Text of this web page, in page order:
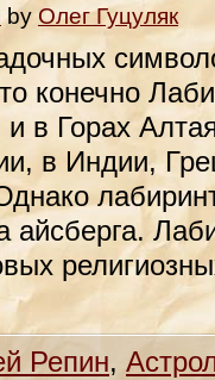
by Олег Гуцуляк
конечно
и в Горах
в Индии,
айсберга.
Репин,